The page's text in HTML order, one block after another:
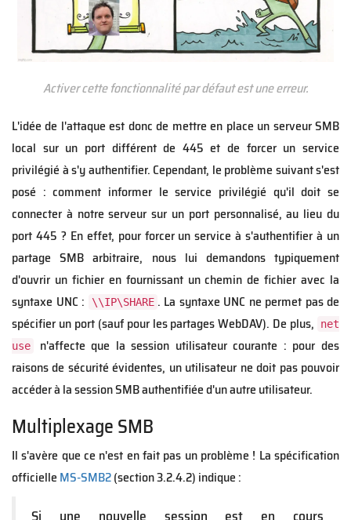
Activer cette fonctionnalité par défaut est une erreur.
L'idée de l'attaque est donc de mettre en place un serveur SMB
local sur un port différent de 445 et de forcer un service
privilégié à s'y authentifier. Cependant, le problème suivant s'est
posé : comment informer le service privilégié qu'il doit se
connecter à notre serveur sur un port personnalisé, au lieu du
port 445 ? En effet, pour forcer un service à s'authentifier à un
partage SMB arbitraire, nous lui demandons typiquement
d'ouvrir un fichier en fournissant un chemin de fichier avec la
syntaxe UNC :
\\IP\SHARE . La syntaxe UNC ne permet pas de
spécifier un port (sauf pour les partages WebDAV). De plus,
net
use
n'affecte que la session utilisateur courante : pour des
raisons de sécurité évidentes, un utilisateur ne doit pas pouvoir
accéder à la session SMB authentifiée d'un autre utilisateur.
Multiplexage SMB
Il s'avère que ce n'est en fait pas un problème ! La spécification
officielle MS-SMB2(section 3.2.4.2) indique :